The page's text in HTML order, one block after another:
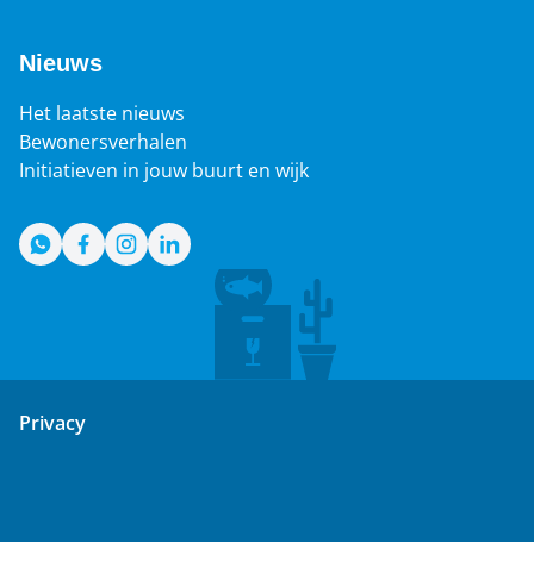
Nieuws
Het laatste nieuws
Bewonersverhalen
Initiatieven in jouw buurt en wijk
WhatsApp
Facebook
Instagram
LinkedIn
Privacy